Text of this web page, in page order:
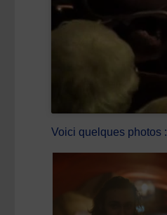
Voici quelques photos :